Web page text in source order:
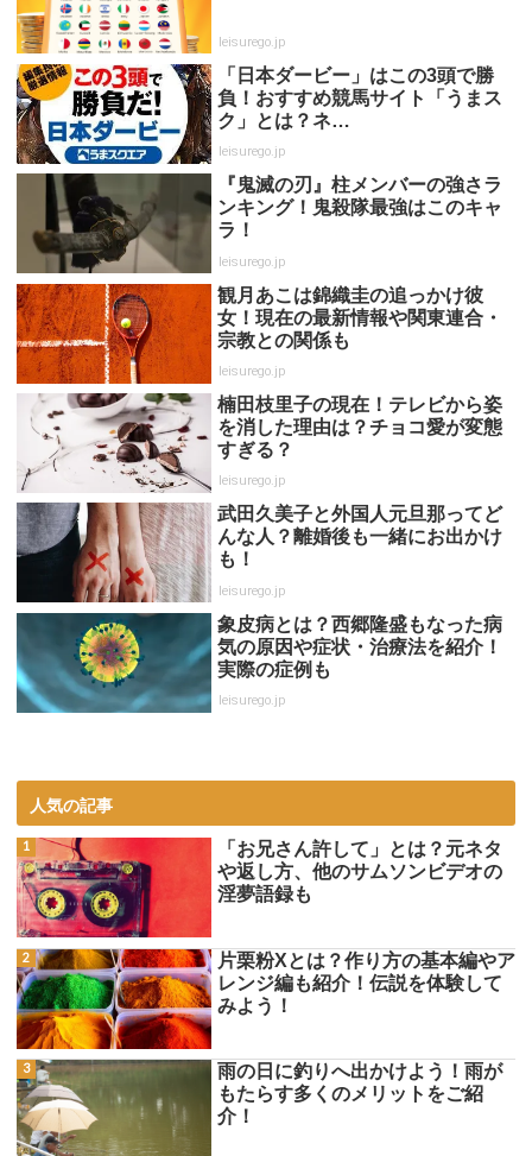
leisurego.jp
「日本ダービー」はこの3頭で勝
負！おすすめ競馬サイト「うまス
ク」とは？ネ…
leisurego.jp
『鬼滅の刃』柱メンバーの強さラ
ンキング！鬼殺隊最強はこのキャ
ラ！
leisurego.jp
観月あこは錦織圭の追っかけ彼
女！現在の最新情報や関東連合・
宗教との関係も
leisurego.jp
楠田枝里子の現在！テレビから姿
を消した理由は？チョコ愛が変態
すぎる？
leisurego.jp
武田久美子と外国人元旦那ってど
んな人？離婚後も一緒にお出かけ
も！
leisurego.jp
象皮病とは？西郷隆盛もなった病
気の原因や症状・治療法を紹介！
実際の症例も
leisurego.jp
人気の記事
「お兄さん許して」とは？元ネタ
や返し方、他のサムソンビデオの
淫夢語録も
片栗粉Xとは？作り方の基本編やア
レンジ編も紹介！伝説を体験して
みよう！
雨の日に釣りへ出かけよう！雨が
もたらす多くのメリットをご紹
介！